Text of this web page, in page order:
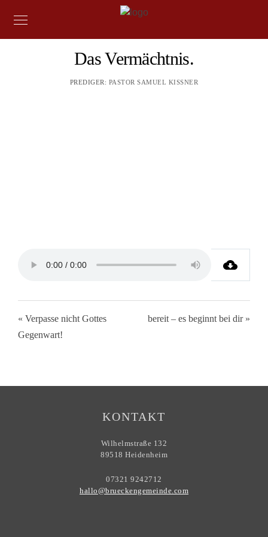
Das Vermächtnis.
PREDIGER: PASTOR SAMUEL KISSNER
« Verpasse nicht Gottes
Gegenwart!
bereit – es beginnt bei dir »
KONTAKT
Wilhelmstraße 132
89518 Heidenheim
07321 9242712
hallo@brueckengemeinde.com